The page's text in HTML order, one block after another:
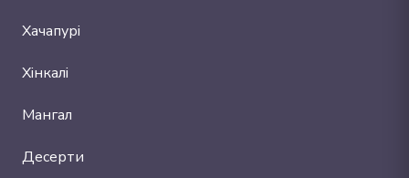
Хачапурі
Хінкалі
Мангал
Десерти